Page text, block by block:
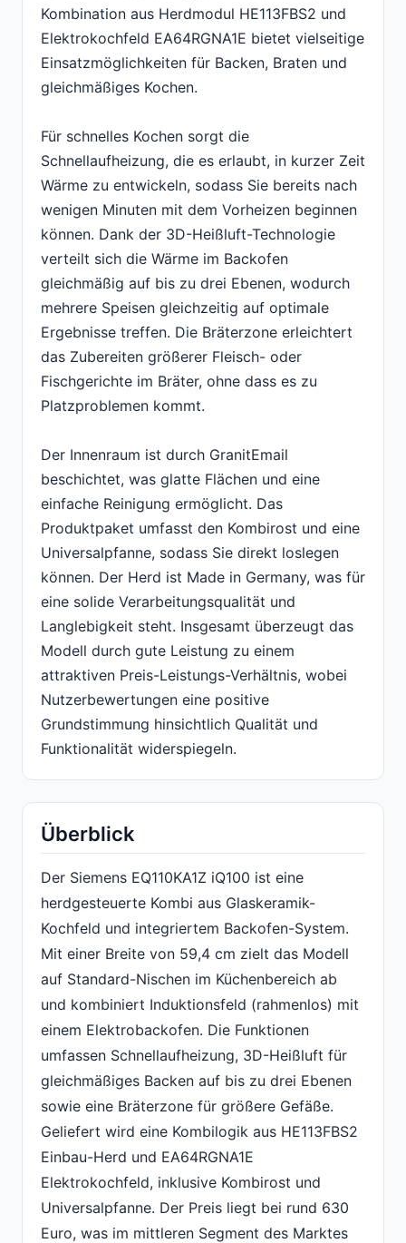
Kombination aus Herdmodul HE113FBS2 und
Elektrokochfeld EA64RGNA1E bietet vielseitige
Einsatzmöglichkeiten für Backen, Braten und
gleichmäßiges Kochen.
Für schnelles Kochen sorgt die
Schnellaufheizung, die es erlaubt, in kurzer Zeit
Wärme zu entwickeln, sodass Sie bereits nach
wenigen Minuten mit dem Vorheizen beginnen
können. Dank der 3D-Heißluft-Technologie
verteilt sich die Wärme im Backofen
gleichmäßig auf bis zu drei Ebenen, wodurch
mehrere Speisen gleichzeitig auf optimale
Ergebnisse treffen. Die Bräterzone erleichtert
das Zubereiten größerer Fleisch- oder
Fischgerichte im Bräter, ohne dass es zu
Platzproblemen kommt.
Der Innenraum ist durch GranitEmail
beschichtet, was glatte Flächen und eine
einfache Reinigung ermöglicht. Das
Produktpaket umfasst den Kombirost und eine
Universalpfanne, sodass Sie direkt loslegen
können. Der Herd ist Made in Germany, was für
eine solide Verarbeitungsqualität und
Langlebigkeit steht. Insgesamt überzeugt das
Modell durch gute Leistung zu einem
attraktiven Preis-Leistungs-Verhältnis, wobei
Nutzerbewertungen eine positive
Grundstimmung hinsichtlich Qualität und
Funktionalität widerspiegeln.
Überblick
Der Siemens EQ110KA1Z iQ100 ist eine
herdgesteuerte Kombi aus Glaskeramik-
Kochfeld und integriertem Backofen-System.
Mit einer Breite von 59,4 cm zielt das Modell
auf Standard-Nischen im Küchenbereich ab
und kombiniert Induktionsfeld (rahmenlos) mit
einem Elektrobackofen. Die Funktionen
umfassen Schnellaufheizung, 3D-Heißluft für
gleichmäßiges Backen auf bis zu drei Ebenen
sowie eine Bräterzone für größere Gefäße.
Geliefert wird eine Kombilogik aus HE113FBS2
Einbau-Herd und EA64RGNA1E
Elektrokochfeld, inklusive Kombirost und
Universalpfanne. Der Preis liegt bei rund 630
Euro, was im mittleren Segment des Marktes